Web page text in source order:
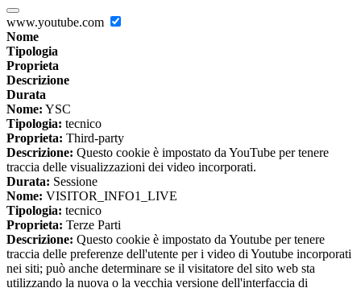
www.youtube.com
Nome
Tipologia
Proprieta
Descrizione
Durata
Nome: YSC
Tipologia: tecnico
Proprieta: Third-party
Descrizione: Questo cookie è impostato da YouTube per tenere
traccia delle visualizzazioni dei video incorporati.
Durata: Sessione
Nome: VISITOR_INFO1_LIVE
Tipologia: tecnico
Proprieta: Terze Parti
Descrizione: Questo cookie è impostato da Youtube per tenere
traccia delle preferenze dell'utente per i video di Youtube incorporati
nei siti; può anche determinare se il visitatore del sito web sta
utilizzando la nuova o la vecchia versione dell'interfaccia di